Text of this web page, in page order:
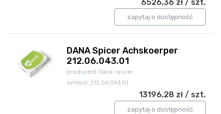
6526,36 zł / szt.
zapytaj o dostępność
DANA Spicer Achskoerper
212.06.043.01
producent: Dana-spicer
symbol: 212.06.043.01
13196,28 zł / szt.
zapytaj o dostępność